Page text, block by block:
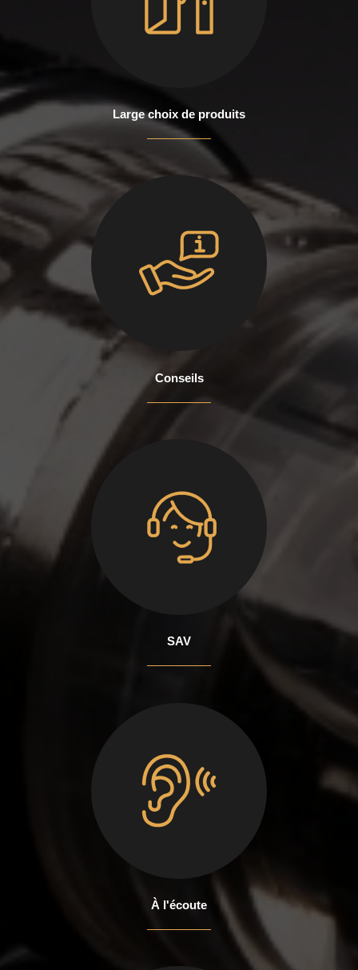
Large choix de produits
Conseils
SAV
À l'écoute